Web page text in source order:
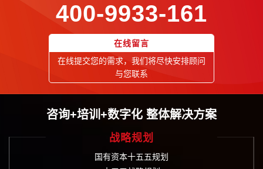
400-9933-161
在线留言
在线提交您的需求，我们将尽快安排顾问
与您联系
咨询+培训+数字化 整体解决方案
战略规划
国有资本十五五规划